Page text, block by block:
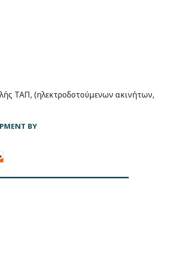
ΤΑΠ, (ηλεκτροδοτούμενων ακινήτων,
BY